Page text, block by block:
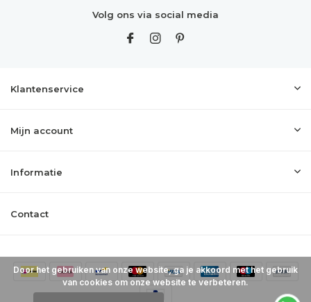
Volg ons via social media
Klantenservice
Mijn account
Informatie
Contact
Door het gebruiken van onze website, ga je akkoord met het gebruik
van cookies om onze website te verbeteren.